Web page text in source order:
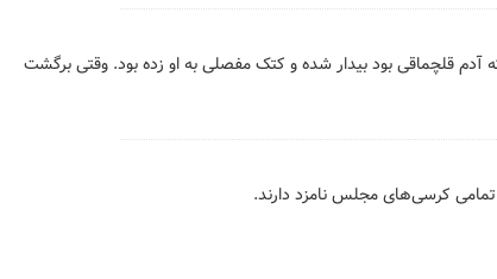
آدم قلچماقی بود بیدار شده و کتک مفصلی به او زده بود. وقتی برگشت
کرسی‌های مجلس نامزد دارند.